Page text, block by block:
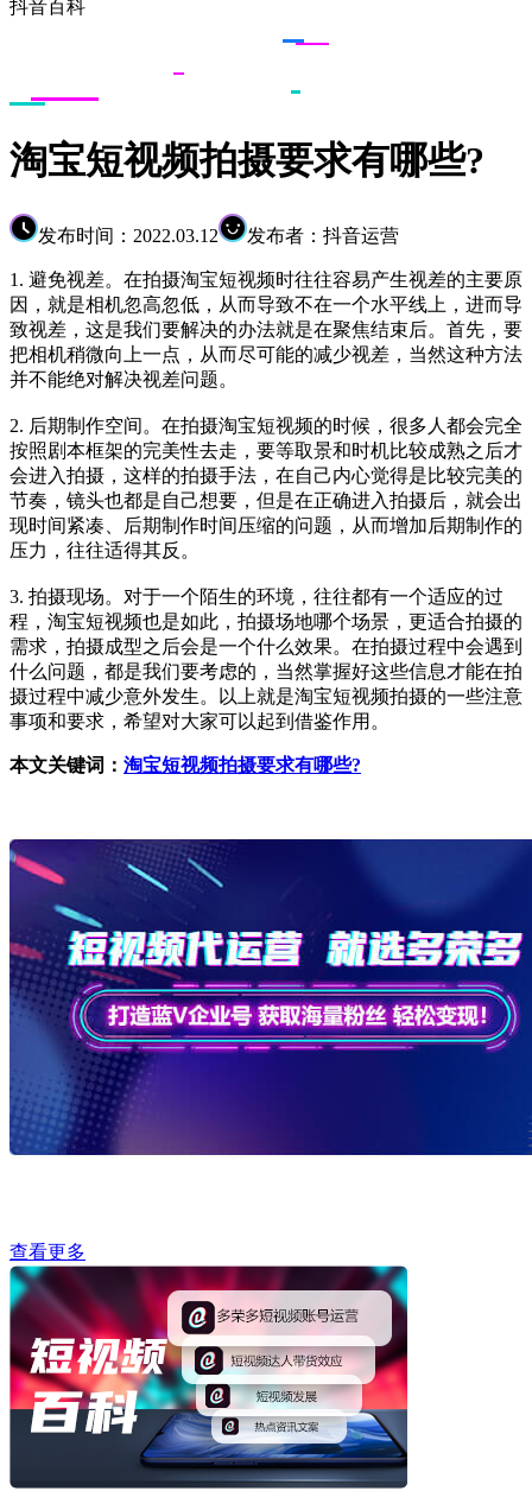
抖音百科
淘宝短视频拍摄要求有哪些?
发布时间：2022.03.12 发布者：抖音运营
1. 避免视差。在拍摄淘宝短视频时往往容易产生视差的主要原
因，就是相机忽高忽低，从而导致不在一个水平线上，进而导
致视差，这是我们要解决的办法就是在聚焦结束后。首先，要
把相机稍微向上一点，从而尽可能的减少视差，当然这种方法
并不能绝对解决视差问题。
2. 后期制作空间。在拍摄淘宝短视频的时候，很多人都会完全
按照剧本框架的完美性去走，要等取景和时机比较成熟之后才
会进入拍摄，这样的拍摄手法，在自己内心觉得是比较完美的
节奏，镜头也都是自己想要，但是在正确进入拍摄后，就会出
现时间紧凑、后期制作时间压缩的问题，从而增加后期制作的
压力，往往适得其反。
3. 拍摄现场。对于一个陌生的环境，往往都有一个适应的过
程，淘宝短视频也是如此，拍摄场地哪个场景，更适合拍摄的
需求，拍摄成型之后会是一个什么效果。在拍摄过程中会遇到
什么问题，都是我们要考虑的，当然掌握好这些信息才能在拍
摄过程中减少意外发生。以上就是淘宝短视频拍摄的一些注意
事项和要求，希望对大家可以起到借鉴作用。
本文关键词： 淘宝短视频拍摄要求有哪些?
查看更多